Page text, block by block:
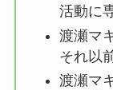
活動に
渡瀬マ
それ以
渡瀬マ